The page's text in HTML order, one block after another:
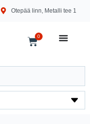
Otepää linn, Metalli tee 1
0